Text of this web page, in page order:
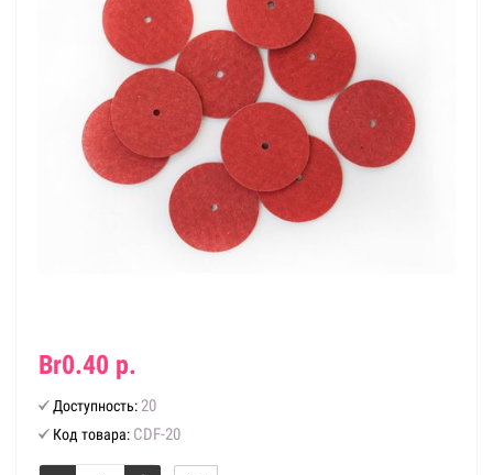
Br0.40 р.
Доступность: 20
Код товара: CDF-20